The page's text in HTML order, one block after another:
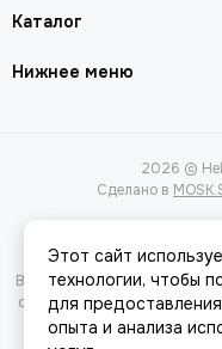
Каталог
Нижнее меню
2026 ©
Сделано в
Вся представленная на
стоимости товаров и
каких условиях не
Этот сайт
технологии, чтобы
для
опыта и анализа